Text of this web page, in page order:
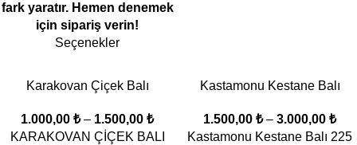
fark yaratır. Hemen denemek
için sipariş verin!
Seçenekler
Karakovan Çiçek Balı
1.000,00 ₺ – 1.500,00 ₺
KARAKOVAN ÇİÇEK BALI
Kastamonu Kestane Balı
1.500,00 ₺ – 3.000,00 ₺
Kastamonu Kestane Balı 225